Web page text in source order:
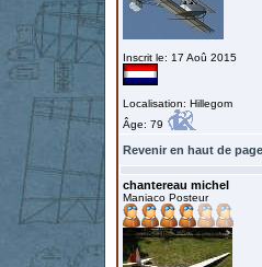
Inscrit le: 17 Aoû 2015
Localisation: Hillegom
Âge: 79
Revenir en haut de page
chantereau michel
Maniaco Posteur